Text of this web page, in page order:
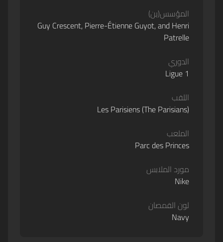
المؤسس(ين)
Guy Crescent, Pierre-Étienne Guyot, and Henri
Patrelle
الدوري
Ligue 1
اللقب
Les Parisiens (The Parisians)
الملعب
Parc des Princes
مورد الملابس
Nike
لون القمصان
Navy